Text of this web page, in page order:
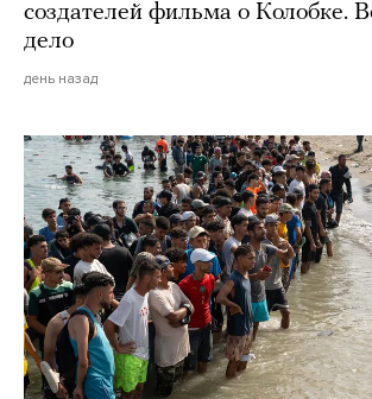
создателей фильма о Колобке.
дело
день назад